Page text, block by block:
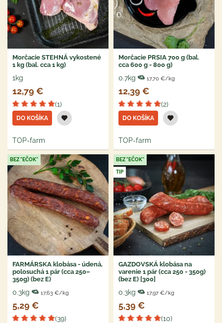
Morčacie STEHNÁ vykostené
1 kg (bal. cca 1 kg)
1kg
12,79 €
(1)
DO KOŠÍKA
TOP-farm
Morčacie PRSIA 700 g (bal.
cca 600 g - 800 g)
0.7kg 17,70 €/kg
12,39 €
(2)
DO KOŠÍKA
TOP-farm
BEZ "EČOK"
FARMÁRSKA klobása - údená,
polosuchá 1 pár (cca 250–
350g) (bez E)
0.3kg 17,63 €/kg
5,29 €
(39)
BEZ "EČOK"
TIP
GAZDOVSKÁ klobása na
varenie 1 pár (cca 250 - 350g)
(bez E) [300]
0.3kg 17,97 €/kg
5,39 €
(10)